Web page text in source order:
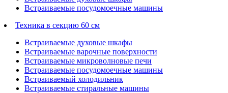
Встраиваемые посудомоечные машины
Техника в секцию 60 см
Встраиваемые духовые шкафы
Встраиваемые варочные поверхности
Встраиваемые микроволновые печи
Встраиваемые посудомоечные машины
Встраиваемый холодильник
Встраиваемые стиральные машины